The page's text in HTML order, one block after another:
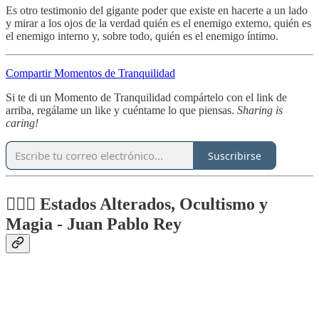
Es otro testimonio del gigante poder que existe en hacerte a un lado
y mirar a los ojos de la verdad quién es el enemigo externo, quién es
el enemigo interno y, sobre todo, quién es el enemigo íntimo.
Compartir Momentos de Tranquilidad
Si te di un Momento de Tranquilidad compártelo con el link de
arriba, regálame un like y cuéntame lo que piensas. Sharing is
caring!
Suscribirse
🧙🏼‍♂️ Estados Alterados, Ocultismo y
Magia - Juan Pablo Rey